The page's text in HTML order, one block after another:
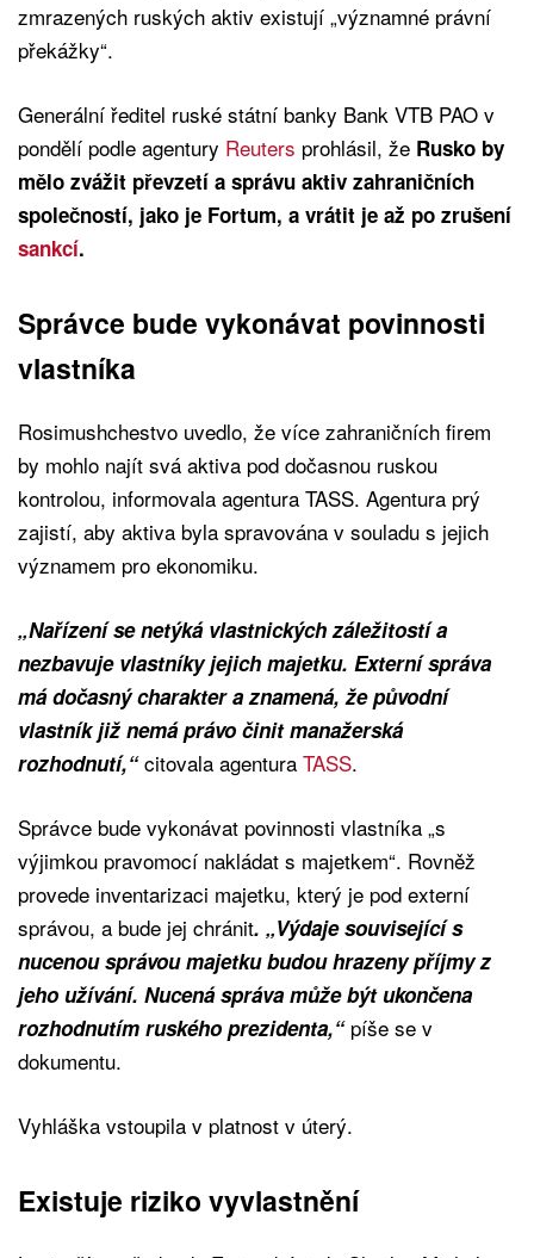
zmrazených ruských aktiv existují „významné právní
překážky“.
Generální ředitel ruské státní banky Bank VTB PAO v
pondělí podle agentury Reuters prohlásil, že Rusko by
mělo zvážit převzetí a správu aktiv zahraničních
společností, jako je Fortum, a vrátit je až po zrušení
sankcí.
Správce bude vykonávat povinnosti
vlastníka
Rosimushchestvo uvedlo, že více zahraničních firem
by mohlo najít svá aktiva pod dočasnou ruskou
kontrolou, informovala agentura TASS. Agentura prý
zajistí, aby aktiva byla spravována v souladu s jejich
významem pro ekonomiku.
„Nařízení se netýká vlastnických záležitostí a
nezbavuje vlastníky jejich majetku. Externí správa
má dočasný charakter a znamená, že původní
vlastník již nemá právo činit manažerská
rozhodnutí,“citovala agentura TASS.
Správce bude vykonávat povinnosti vlastníka „s
výjimkou pravomocí nakládat s majetkem“. Rovněž
provede inventarizaci majetku, který je pod externí
správou, a bude jej chránit. „Výdaje související s
nucenou správou majetku budou hrazeny příjmy z
jeho užívání. Nucená správa může být ukončena
rozhodnutím ruského prezidenta,“píše se v
dokumentu.
Vyhláška vstoupila v platnost v úterý.
Existuje riziko vyvlastnění